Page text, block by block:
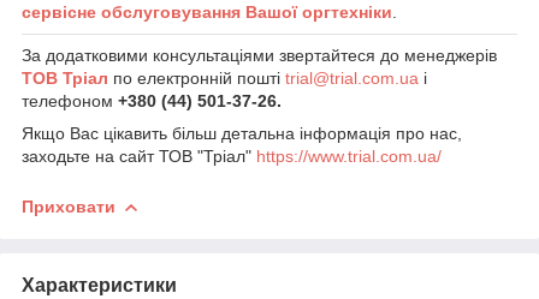
сервісне обслуговування Вашої оргтехніки
За додатковими консультаціями звертайтеся до менеджерів
ТОВ Тріал по електронній пошті trial@trial.com.ua і
телефоном +380 (44) 501-37-26.
Якщо Вас цікавить більш детальна інформація про нас,
заходьте на сайт ТОВ "Тріал" https://www.trial.com.ua/
Приховати
Характеристики